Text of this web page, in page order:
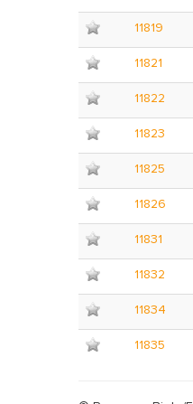
11819
11821
11822
11823
11825
11826
11831
11832
11834
11835